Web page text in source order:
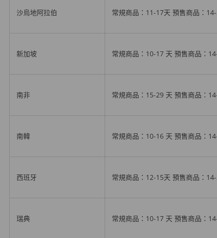
沙烏地阿拉伯 常規商品：11-17天 預售商品 ：
新加坡 常規商品：10-17 天 預售商品 ：
南非 常規商品：15-29 天 預售商品 ：
南韓 常規商品：10-16 天 預售商品 ：
西班牙 常規商品：12-15天 預售商品 ：
瑞典 常規商品：10-17 天 預售商品 ：